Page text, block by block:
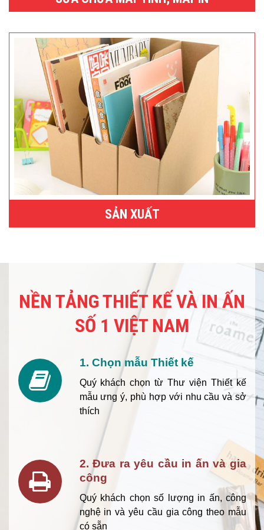
SẢN XUẤT
NỀN TẢNG THIẾT KẾ VÀ IN ẤN
SỐ 1 VIỆT NAM
1. Chọn mẫu Thiết kế
Quý khách chọn từ Thư viện Thiết kế
mẫu ưng ý, phù hợp với nhu cầu và sở
thích
2. Đưa ra yêu cầu in ấn và gia
công
Quý khách chọn số lượng in ấn, công
nghệ in và yêu cầu gia công theo mẫu
có sẵn